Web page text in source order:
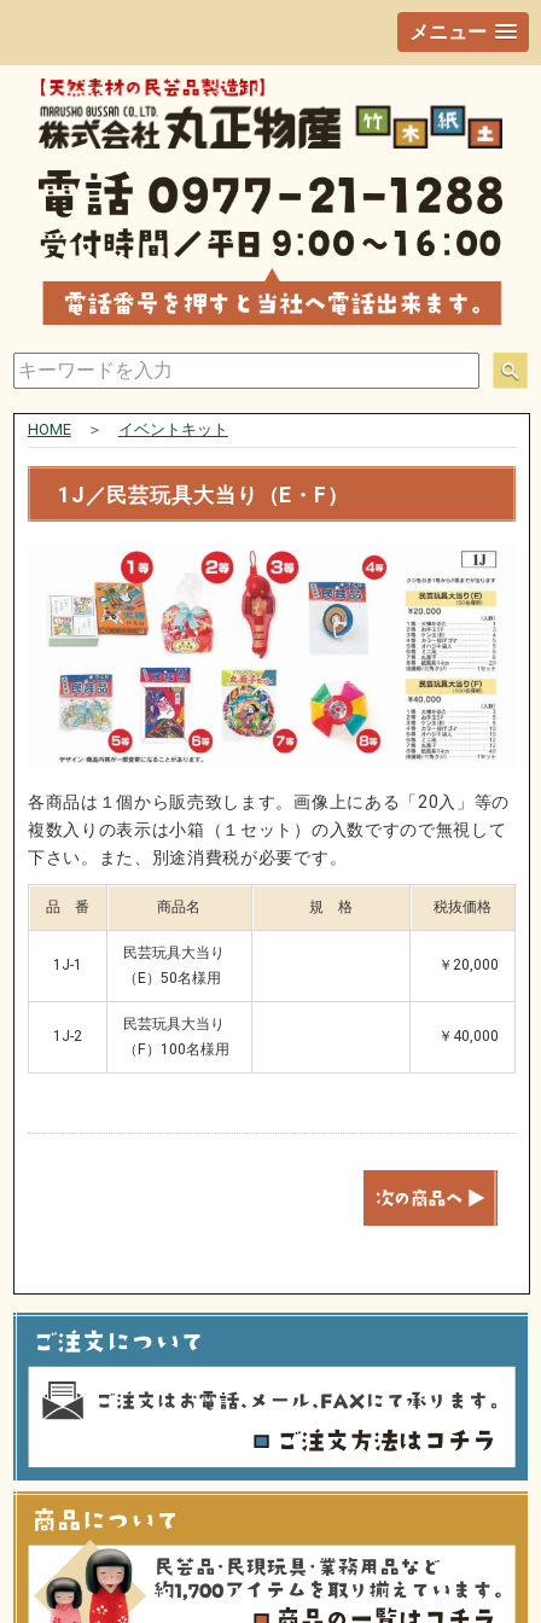
メニュー
HOME＞ イベントキット
1J／民芸玩具大当り（E・F）
各商品は１個から販売致します。画像上にある「20入」等の
複数入りの表示は小箱（１セット）の入数ですので無視して
下さい。また、別途消費税が必要です。
品 番 商品名 規 格 税抜価格
1J-1
民芸玩具大当り
（E）50名様用
￥20,000
1J-2
民芸玩具大当り
（F）100名様用
￥40,000